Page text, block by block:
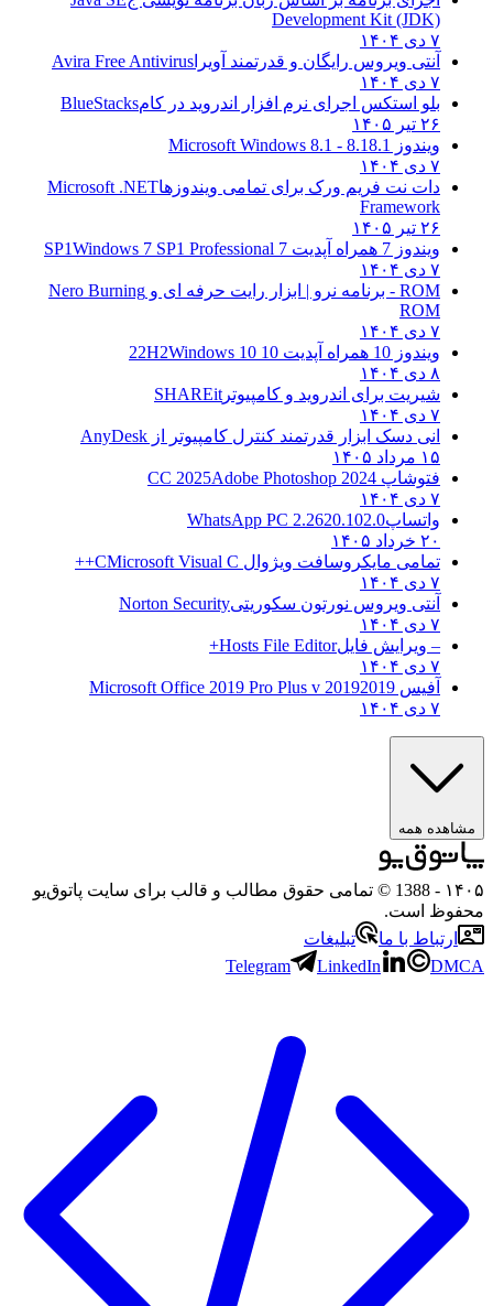
Development Kit (JDK)
۷ دی ۱۴۰۴
آنتی ویروس رایگان و قدرتمند آویرا Avira Free Antivirus
۷ دی ۱۴۰۴
بلو استکس اجرای نرم افزار اندروید در کامBlueStacks
۲۶ تیر ۱۴۰۵
ویندوز 8.1
8.1 - Microsoft Windows 8.1
۷ دی ۱۴۰۴
دات نت فریم ورک برای تمامی ویندوزهاMicrosoft .NET
Framework
۲۶ تیر ۱۴۰۵
ویندوز 7 همراه آپدیت 7 SP1
Windows 7 SP1 Professional
۷ دی ۱۴۰۴
ROM - برنامه نرو | ابزار رایت حرفه ای و
Nero Burning
ROM
۷ دی ۱۴۰۴
ویندوز 10 همراه آپدیت 10 22H2
Windows 10
۸ دی ۱۴۰۴
شیریت برای اندروید و کامپیوتر SHAREit
۷ دی ۱۴۰۴
انی دسک ابزار قدرتمند کنترل کامپیوتر از AnyDesk
۱۵ مرداد ۱۴۰۵
فتوشاپ CC 2025 Adobe Photoshop 2024
۷ دی ۱۴۰۴
واتساپWhatsApp PC 2.2620.102.0
۲۰ خرداد ۱۴۰۵
تمامی مایکروسافت ویژوال C Microsoft Visual C++
۷ دی ۱۴۰۴
آنتی ویروس نورتون سکوریتیNorton Security
۷ دی ۱۴۰۴
– ویرایش فایلHosts File Editor+
۷ دی ۱۴۰۴
آفیس 2019 2019 Microsoft Office 2019 Pro Plus v
۷ دی ۱۴۰۴
مشاهده همه
۱۴۰۵
- 1388 © تمامی حقوق مطالب و قالب برای سایت پاتوق‌یو
محفوظ است.
ارتباط با ما
تبلیغات
Telegram
LinkedIn DMCA